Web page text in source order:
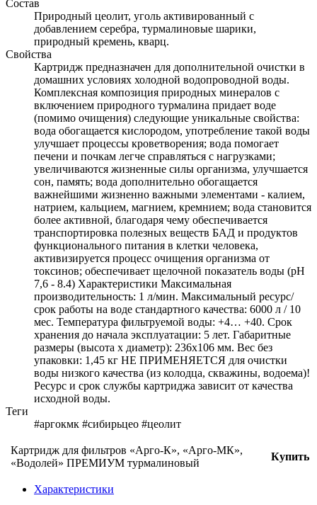
Состав
Природный цеолит, уголь активированный с
добавлением серебра, турмалиновые шарики,
природный кремень, кварц.
Свойства
Картридж предназначен для дополнительной очистки в
домашних условиях холодной водопроводной воды.
Комплексная композиция природных минералов с
включением природного турмалина придает воде
(помимо очищения) следующие уникальные свойства:
вода обогащается кислородом, употребление такой воды
улучшает процессы кроветворения; вода помогает
печени и почкам легче справляться с нагрузками;
увеличиваются жизненные силы организма, улучшается
сон, память; вода дополнительно обогащается
важнейшими жизненно важными элементами - калием,
натрием, кальцием, магнием, кремнием; вода становится
более активной, благодаря чему обеспечивается
транспортировка полезных веществ БАД и продуктов
функционального питания в клетки человека,
активизируется процесс очищения организма от
токсинов; обеспечивает щелочной показатель воды (pH
7,6 - 8.4) Характеристики Максимальная
производительность: 1 л/мин. Максимальный ресурс/
срок работы на воде стандартного качества: 6000 л / 10
мес. Температура фильтруемой воды: +4… +40. Срок
хранения до начала эксплуатации: 5 лет. Габаритные
размеры (высота х диаметр): 236х106 мм. Вес без
упаковки: 1,45 кг НЕ ПРИМЕНЯЕТСЯ для очистки
воды низкого качества (из колодца, скважины, водоема)!
Ресурс и срок службы картриджа зависит от качества
исходной воды.
Теги
#аргокмк #сибирьцео #цеолит
Картридж для фильтров «Арго-К», «Арго-МК»,
«Водолей» ПРЕМИУМ турмалиновый
Купить
Характеристики